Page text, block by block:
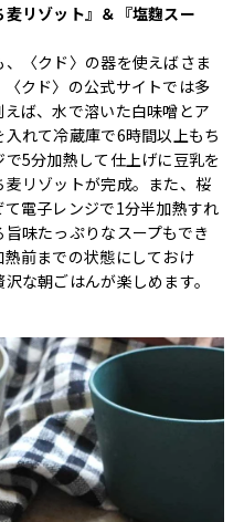
麦リゾット』＆『塩麴スー
〈クド〉の器を使えばさま
クド〉の公式サイトでは多
ば、水で溶いた白味噌とア
れて冷蔵庫で6時間以上もち
5分加熱して仕上げに豆乳を
リゾットが完成。また、桜
電子レンジで1分半加熱すれ
味たっぷりなスープもでき
前までの状態にしておけ
な朝ごはんが楽しめます。